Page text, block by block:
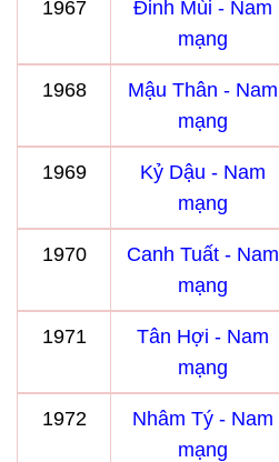
1967
Đinh Mùi - Nam
mạng
1968
Mậu Thân - Nam
mạng
1969
Kỷ Dậu - Nam
mạng
1970
Canh Tuất - Nam
mạng
1971
Tân Hợi - Nam
mạng
1972
Nhâm Tý - Nam
mạng